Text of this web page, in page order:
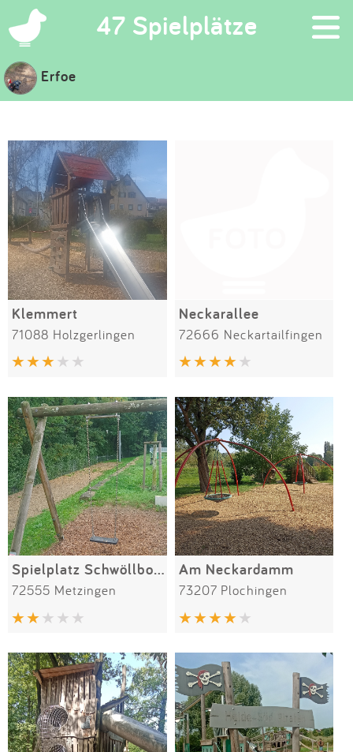
47 Spielplätze ×
Suchen
Eintragen
Blog
Partner
Kontakt
Impressum
Anmelden
Erfoe
Klemmert
71088 Holzgerlingen
Neckarallee
72666 Neckartailfingen
Spielplatz Schwöllbogen
72555 Metzingen
Am Neckardamm
73207 Plochingen